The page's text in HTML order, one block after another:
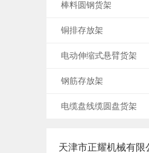
棒料圆钢货架
铜排存放架
电动伸缩式悬臂货架
钢筋存放架
电缆盘线缆圆盘货架
天津市正耀机械有限